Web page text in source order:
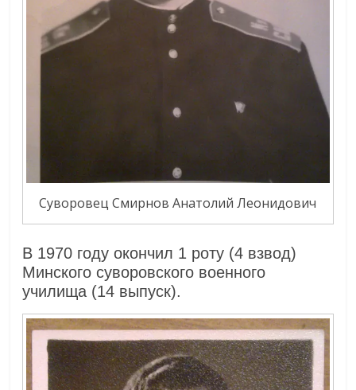
Суворовец Смирнов Анатолий Леонидович
В 1970 году окончил 1 роту (4 взвод)
Минского суворовского военного
училища (14 выпуск).